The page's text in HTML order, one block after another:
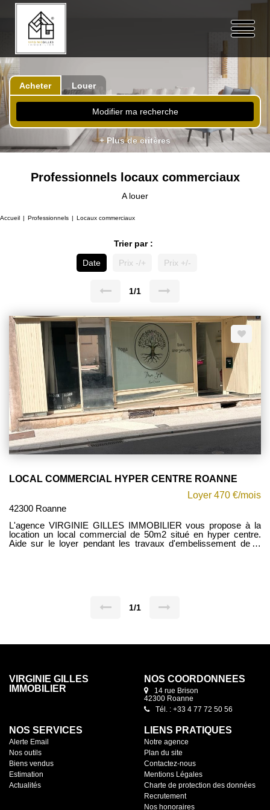
Acheter Louer
Modifier ma recherche
+ Plus de critères
Professionnels locaux commerciaux
A louer
Accueil Professionnels Locaux commerciaux
Trier par :
Date
Prix -/+ Prix +/-
1/1
LOCAL COMMERCIAL HYPER CENTRE ROANNE
Loyer 470 €/mois
42300 Roanne
L'agence VIRGINIE GILLES IMMOBILIER vous propose à la
location un local commercial de 50m2 situé en hyper centre.
Aide sur le loyer pendant les travaux d'embelissement de la
1/1
VIRGINIE GILLES
IMMOBILIER
NOS COORDONNÉES
14 rue Brison
42300 Roanne
Tél. : +33 4 77 72 50 56
NOS SERVICES
Alerte Email
Nos outils
Biens vendus
Estimation
Actualités
LIENS PRATIQUES
Notre agence
Plan du site
Contactez-nous
Mentions Légales
Charte de protection des données
Recrutement
Nos honoraires